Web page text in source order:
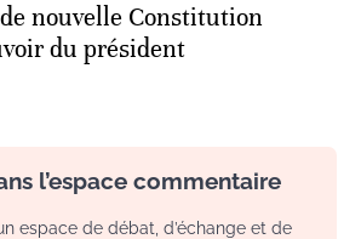
nouvelle Constitution
du président
l’espace commentaire
espace de débat, d’échange et de